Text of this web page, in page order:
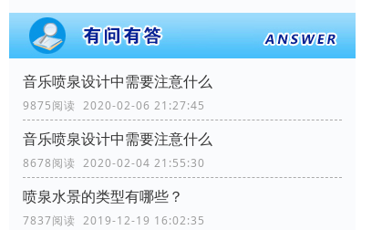
音乐喷泉设计中需要注意什么
9875阅读 2020-02-06 21:27:45
音乐喷泉设计中需要注意什么
8678阅读 2020-02-04 21:55:30
喷泉水景的类型有哪些？
7837阅读 2019-12-19 16:02:35